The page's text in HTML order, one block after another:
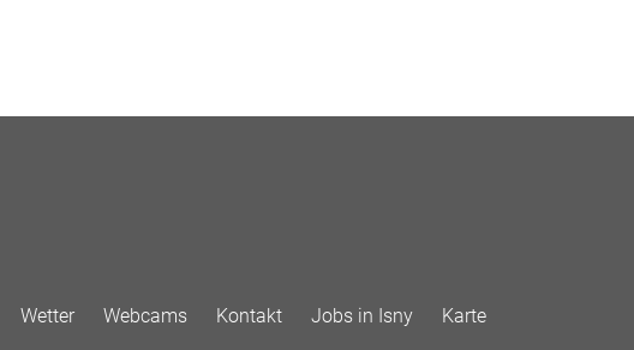
Wetter Webcams Kontakt Jobs in Isny Karte